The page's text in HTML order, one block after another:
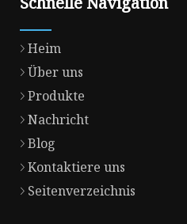
Heim
Über uns
Produkte
Nachricht
Blog
Kontaktiere uns
Seitenverzeichnis